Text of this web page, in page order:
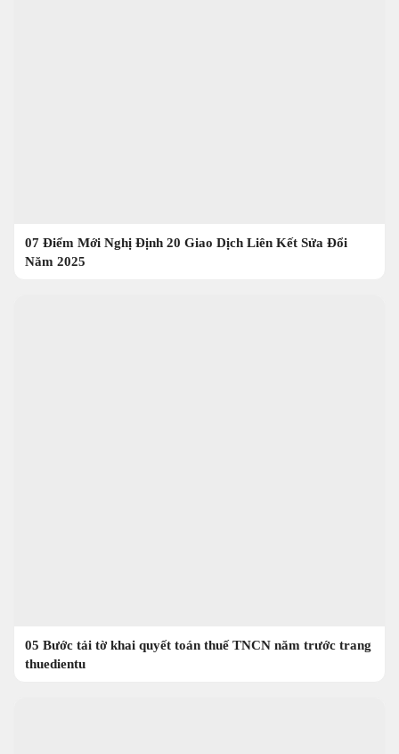
07 Điểm Mới Nghị Định 20 Giao Dịch Liên Kết Sửa Đổi
Năm 2025
05 Bước tải tờ khai quyết toán thuế TNCN năm trước trang
thuedientu